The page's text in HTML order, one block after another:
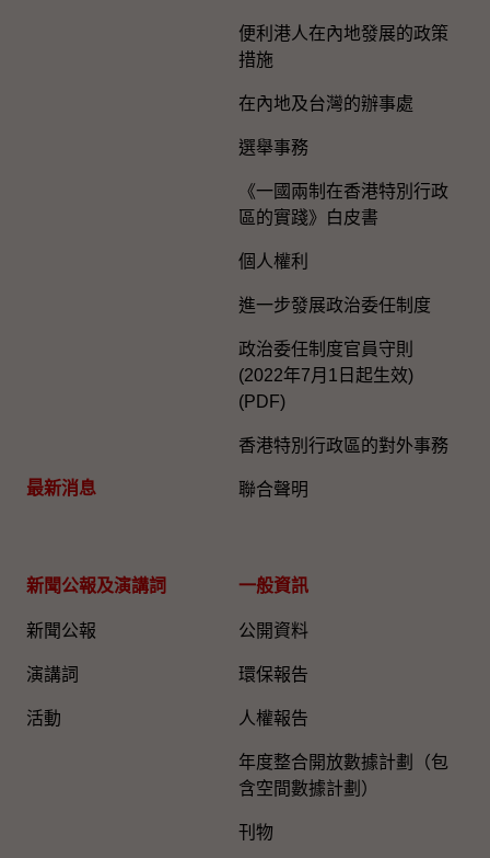
最新消息
便利港人在內地發展的政策
措施
在內地及台灣的辦事處
選舉事務
《一國兩制在香港特別行政
區的實踐》白皮書
個人權利
進一步發展政治委任制度
政治委任制度官員守則
(2022年7月1日起生效)
(PDF)
香港特別行政區的對外事務
聯合聲明
新聞公報及演講詞
新聞公報
演講詞
活動
一般資訊​
公開資料
環保報告
人權報告
年度整合開放數據計劃（包
含空間數據計劃）
刊物